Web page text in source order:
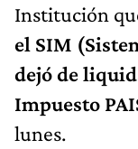
Institución
el SIM
dejó de
Impuesto
lunes.